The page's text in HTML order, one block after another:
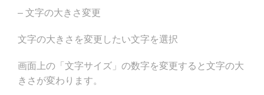
– 文字の大きさ変更
文字の大きさを変更したい文字を選択
画面上の「文字サイズ」の数字を変更すると文字の大
きさが変わります。